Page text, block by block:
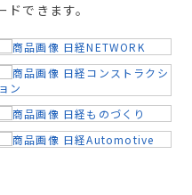
できます。